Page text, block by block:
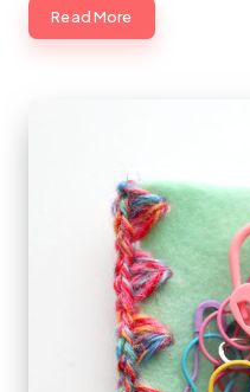
Read More